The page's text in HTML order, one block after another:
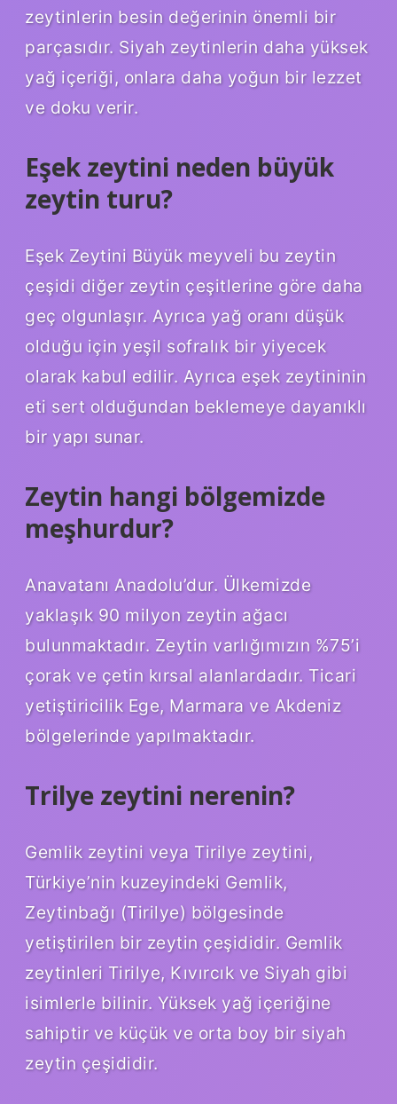
zeytinlerin besin değerinin önemli bir
parçasıdır. Siyah zeytinlerin daha yüksek
yağ içeriği, onlara daha yoğun bir lezzet
ve doku verir.
Eşek zeytini neden büyük
zeytin turu?
Eşek Zeytini Büyük meyveli bu zeytin
çeşidi diğer zeytin çeşitlerine göre daha
geç olgunlaşır. Ayrıca yağ oranı düşük
olduğu için yeşil sofralık bir yiyecek
olarak kabul edilir. Ayrıca eşek zeytininin
eti sert olduğundan beklemeye dayanıklı
bir yapı sunar.
Zeytin hangi bölgemizde
meşhurdur?
Anavatanı Anadolu’dur. Ülkemizde
yaklaşık 90 milyon zeytin ağacı
bulunmaktadır. Zeytin varlığımızın %75’i
çorak ve çetin kırsal alanlardadır. Ticari
yetiştiricilik Ege, Marmara ve Akdeniz
bölgelerinde yapılmaktadır.
Trilye zeytini nerenin?
Gemlik zeytini veya Tirilye zeytini,
Türkiye’nin kuzeyindeki Gemlik,
Zeytinbağı (Tirilye) bölgesinde
yetiştirilen bir zeytin çeşididir. Gemlik
zeytinleri Tirilye, Kıvırcık ve Siyah gibi
isimlerle bilinir. Yüksek yağ içeriğine
sahiptir ve küçük ve orta boy bir siyah
zeytin çeşididir.